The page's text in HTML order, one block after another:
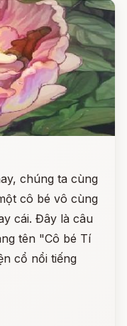
chúng ta cùng
cô bé vô cùng
cái. Đây là câu
tên "Cô bé Tí
cổ nổi tiếng